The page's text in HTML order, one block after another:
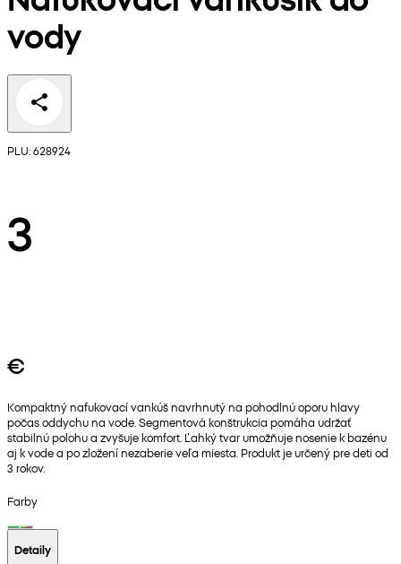
vody
PLU: 628924
3
€
Kompaktný nafukovací vankúš navrhnutý na pohodlnú oporu hlavy
počas oddychu na vode. Segmentová konštrukcia pomáha udržať
stabilnú polohu a zvyšuje komfort. Ľahký tvar umožňuje nosenie k bazénu
aj k vode a po zložení nezaberie veľa miesta. Produkt je určený pre deti od
3 rokov.
Farby
Detaily